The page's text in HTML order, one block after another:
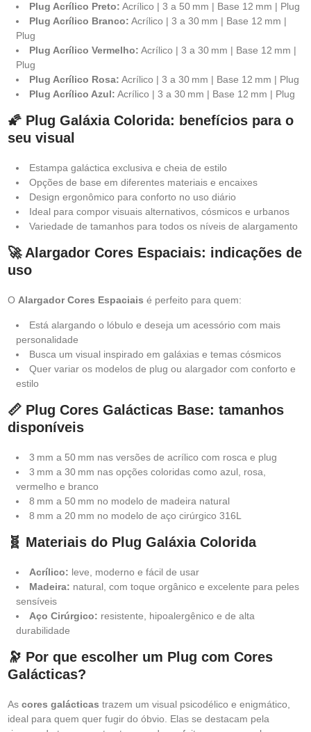
Plug Acrílico Preto: Acrílico | 3 a 50 mm | Base 12 mm | Plug
Plug Acrílico Branco: Acrílico | 3 a 30 mm | Base 12 mm |
Plug
Plug Acrílico Vermelho: Acrílico | 3 a 30 mm | Base 12 mm |
Plug
Plug Acrílico Rosa: Acrílico | 3 a 30 mm | Base 12 mm | Plug
Plug Acrílico Azul: Acrílico | 3 a 30 mm | Base 12 mm | Plug
🌠 Plug Galáxia Colorida: benefícios para o
seu visual
Estampa galáctica exclusiva e cheia de estilo
Opções de base em diferentes materiais e encaixes
Design ergonômico para conforto no uso diário
Ideal para compor visuais alternativos, cósmicos e urbanos
Variedade de tamanhos para todos os níveis de alargamento
🚀 Alargador Cores Espaciais: indicações de
uso
O Alargador Cores Espaciais é perfeito para quem:
Está alargando o lóbulo e deseja um acessório com mais
personalidade
Busca um visual inspirado em galáxias e temas cósmicos
Quer variar os modelos de plug ou alargador com conforto e
estilo
📏 Plug Cores Galácticas Base: tamanhos
disponíveis
3 mm a 50 mm nas versões de acrílico com rosca e plug
3 mm a 30 mm nas opções coloridas como azul, rosa,
vermelho e branco
8 mm a 50 mm no modelo de madeira natural
8 mm a 20 mm no modelo de aço cirúrgico 316L
🧬 Materiais do Plug Galáxia Colorida
Acrílico: leve, moderno e fácil de usar
Madeira: natural, com toque orgânico e excelente para peles
sensíveis
Aço Cirúrgico: resistente, hipoalergênico e de alta
durabilidade
🔭 Por que escolher um Plug com Cores
Galácticas?
As cores galácticas trazem um visual psicodélico e enigmático,
ideal para quem quer fugir do óbvio. Elas se destacam pela